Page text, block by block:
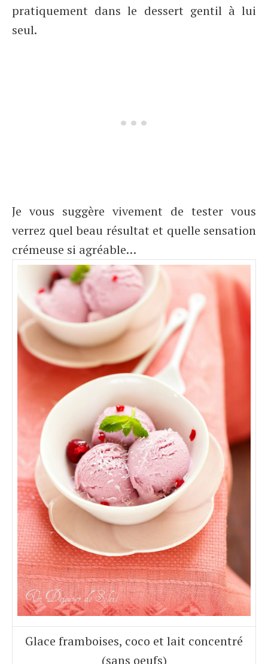
pratiquement dans le dessert gentil à lui
seul.
Je vous suggère vivement de tester vous
verrez quel beau résultat et quelle sensation
crémeuse si agréable…
Glace framboises, coco et lait concentré
(sans oeufs)